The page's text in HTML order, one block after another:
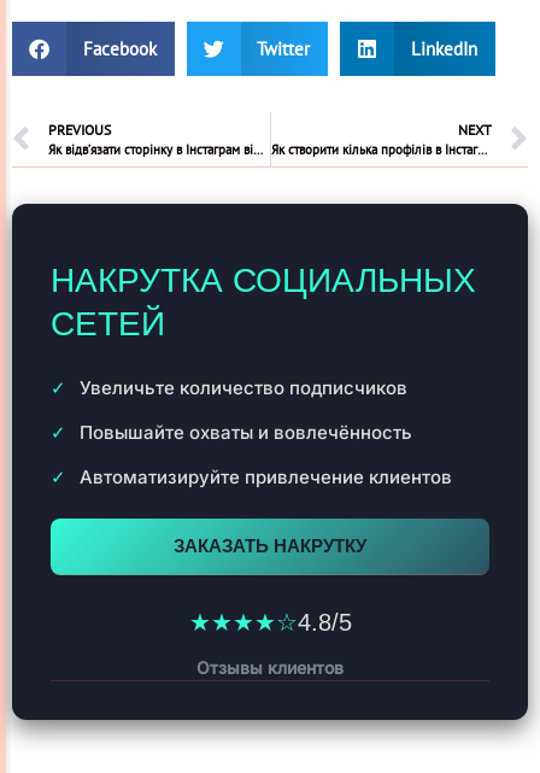
Facebook Twitter LinkedIn
PREVIOUS
Як відв’язати сторінку в Інстаграм від Фейсбук
NEXT
Як створити кілька профілів в Інстаграмі
НАКРУТКА СОЦИАЛЬНЫХ
СЕТЕЙ
Увеличьте количество подписчиков
Повышайте охваты и вовлечённость
Автоматизируйте привлечение клиентов
ЗАКАЗАТЬ НАКРУТКУ
★★★★☆4.8/5
Отзывы клиентов